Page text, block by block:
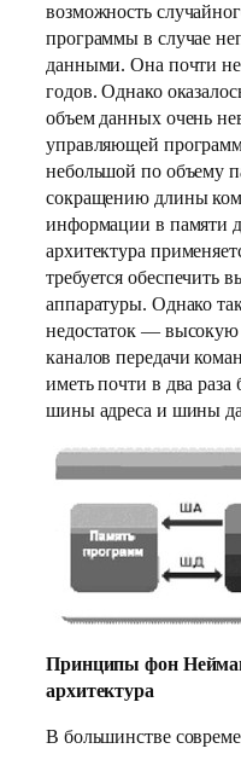
возможность
программы в случае
данными. Она почти не
годов. Однако
объем данных очень
управляющей
небольшой по объему
сокращению длины
информации в памяти
архитектура
требуется обеспечить
аппаратуры. Однако
недостаток — высокую
каналов передачи
иметь почти в два
шины адреса и шины
Принципы фон
архитектура
В большинстве